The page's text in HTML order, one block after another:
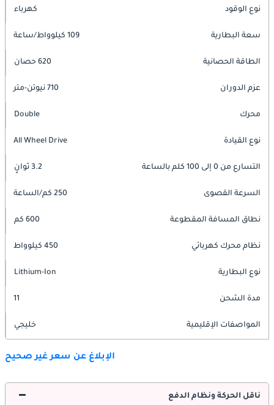
نوع الوقود كهرباء
سعة البطارية 109 كيلوواط/ساعة
الطاقة الحصانية 620 حصان
عزم الدوران 710 نيوتن-متر
محرك Double
نوع القيادة All Wheel Drive
التسارع من 0 إلى 100 كلم بالساعة 3.2 ثوانٍ
السرعة القصوى 250 كم/الساعة
نطاق المسافة المقطوعة 600 كم
نظام محرك كهربائي 450 كيلوواط
نوع البطارية Lithium-Ion
مدة الشحن 11
المواصفات الإقليمية خليجي
الإبلاغ عن سعر غير صحيح
ناقل الحركة ونظام الدفع